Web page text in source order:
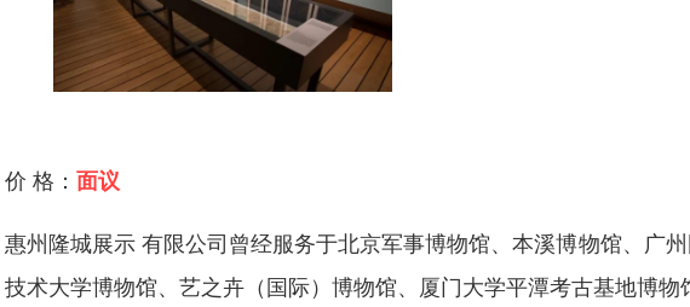
价 格： 面议
惠州隆城展示 有限公司曾经服务于北京军事博物馆、本溪博物馆、广
技术大学博物馆、艺之卉（国际）博物馆、厦门大学平潭考古基地博物